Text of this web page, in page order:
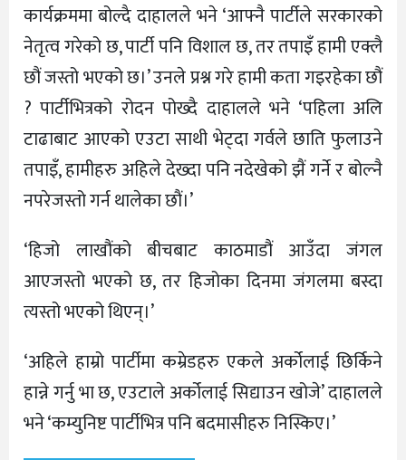
कार्यक्रममा बोल्दै दाहालले भने ‘आफ्नै पार्टीले सरकारको
नेतृत्व गरेको छ, पार्टी पनि विशाल छ, तर तपाइँ हामी एक्लै
छौं जस्तो भएको छ।’ उनले प्रश्न गरे हामी कता गइरहेका छौं
? पार्टीभित्रको रोदन पोख्दै दाहालले भने ‘पहिला अलि
टाढाबाट आएको एउटा साथी भेट्दा गर्वले छाति फुलाउने
तपाइँ, हामीहरु अहिले देख्दा पनि नदेखेको झैं गर्ने र बोल्नै
नपरेजस्तो गर्न थालेका छाैं।’
‘हिजो लाखौंको बीचबाट काठमाडौं आउँदा जंगल
आएजस्तो भएको छ, तर हिजोका दिनमा जंगलमा बस्दा
त्यस्तो भएको थिएन्।’
‘अहिले हाम्रो पार्टीमा कम्रेडहरु एकले अर्कोलाई छिर्किने
हान्ने गर्नु भा छ, एउटाले अर्कोलाई सिद्याउन खोजे’ दाहालले
भने ‘कम्युनिष्ट पार्टीभित्र पनि बदमासीहरु निस्किए।’